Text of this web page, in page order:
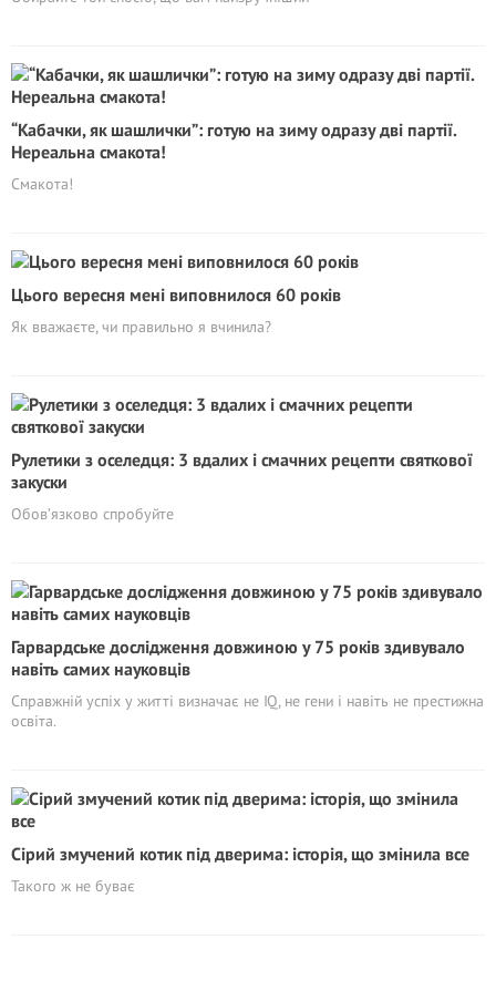
“Кабачки, як шашлички”: готую на зиму одразу дві партії.
Нереальна смакота!
Cмакота!
Цього вересня мені виповнилося 60 років
Як вважаєте, чи правильно я вчинила?
Рулетики з оселедця: 3 вдалих і смачних рецепти святкової
закуски
Обов’язково спробуйте
Гарвардське дослідження довжиною у 75 років здивувало
навіть самих науковців
Справжній успіх у житті визначає не IQ, не гени і навіть не престижна
освіта.
Сірий змучений котик під дверима: історія, що змінила все
Такого ж не буває